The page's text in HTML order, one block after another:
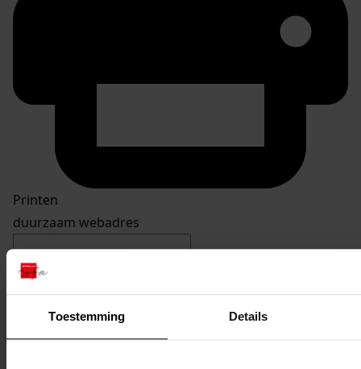
Toestemming Details
Printen
duurzaam webadres
Inventaris
inv. nrs. 1401-1500